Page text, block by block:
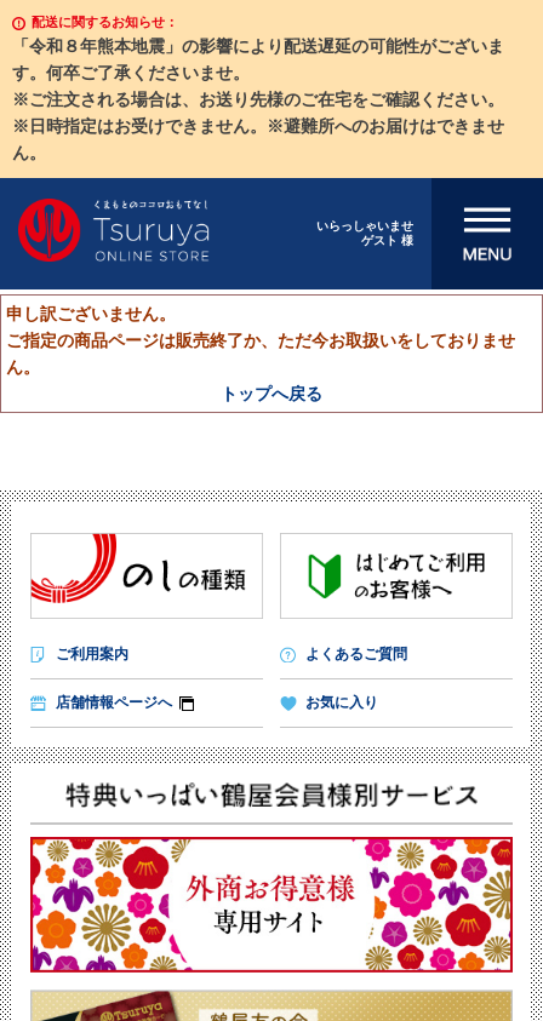
配送に関するお知らせ：
「令和８年熊本地震」の影響により配送遅延の可能性がございま
す。何卒ご了承くださいませ。
※ご注文される場合は、お送り先様のご在宅をご確認ください。
※日時指定はお受けできません。※避難所へのお届けはできませ
ん。
いらっしゃいませ
ゲスト 様
メニューを開
申し訳ございません。
ご指定の商品ページは販売終了か、ただ今お取扱いをしておりませ
ん。
トップへ戻る
ご利用案内 よくあるご質問
店舗情報ページへ お気に入り